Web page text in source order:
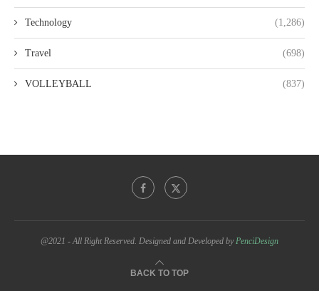
Technology (1,286)
Travel (698)
VOLLEYBALL (837)
@2021 - All Right Reserved. Designed and Developed byPenciDesign
BACK TO TOP